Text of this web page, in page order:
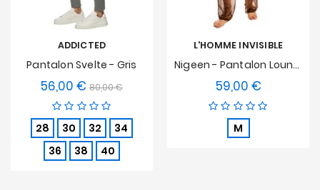
ADDICTED
Pantalon Svelte - Gris
56,00 € Prix
de
base
80,00 €Prix
28 30 32
34
36
38 40
L'HOMME INVISIBLE
Nigeen - Pantalon Lounge
59,00 €Prix
M